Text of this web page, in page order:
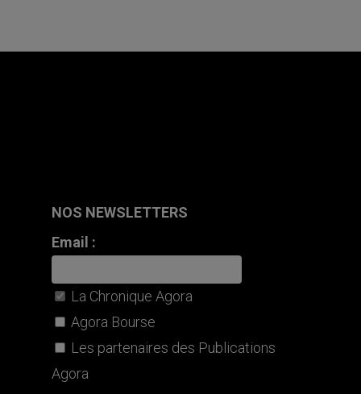
NOS NEWSLETTERS
Email :
La Chronique Agora
Agora Bourse
Les partenaires des Publications
Agora